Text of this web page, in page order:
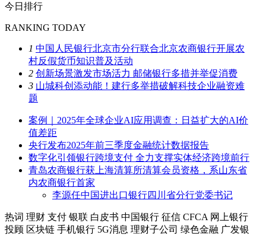
今日排行
RANKING TODAY
1 中国人民银行北京市分行联合北京农商银行开展农
村反假货币知识普及活动
2 创新场景激发市场活力 邮储银行多措并举促消费
3 山城科创添动能！建行多举措破解科技企业融资难
题
案例｜2025年全球企业AI应用调查：日益扩大的AI价
值差距
央行发布2025年前三季度金融统计数据报告
数字化引领银行跨境支付 全力支撑实体经济跨境前行
青岛农商银行获上海清算所清算会员资格，系山东省
内农商银行首家
李源任中国进出口银行四川省分行党委书记
热词 理财 支付 银联 白皮书 中国银行 征信 CFCA 网上银行
投顾 区块链 手机银行 5G消息 理财子公司 绿色金融 广发银